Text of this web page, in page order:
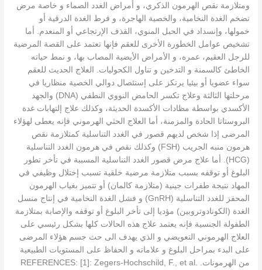
ومتلازمة نقص الهرمون الذكري، و أمراض الغدد الصماء و خاصة مرض
تضخم الغدة النخامية، والخصية الهاجرة، و فرط الغدة الدرقية أو
خمولها، وإنسداد في الحبل المنوي، القذف الإرتجاعي أو المنعدم. أما
تشخيص عوامل الخطورة الأخرى للعقم فإنها تعتمد على القصة المرضية
للرجل العقيم، عمره، و الأمراض الأيضية المصاب بها، و نمط حياته
الخاطئ كالسمنة و التدخين و تناول الكحوليات. العلاج الحديث للعقم
سواء عضويا أو بيئيا يرتكز على إستئصال دوالي الخصية منظاريا في
مرحلتها الثالثة وعلاج تكسر الحامض النووي النطفي (DNA) والجهد
الأكسدي بواسطة مظادات الأكسدة الحديثة، وكذلك علاج إلتهابات غدة
البروستاتا الحادة والمزمنة، أما العلاج الحثي الهرموني فإنه يعطى لهؤلاء
المرضى إذا شخص لديهم قصور في الغدد التناسلية كمتلازمة نقص
هرمون منبه الجريب (FSH) وكذلك نقص في هرمون الغدد التناسلية
(HCG). أما علاج مرض قصور الغدد التناسلية المسببة في تأخر تطور
البلوغ أو توقفه بسبب متلازمة مرضية خلقية تسبب إختلال وظيفي في
المهاد نتيجة طفرات جينية (متلازمة كالمان) أو تتميز بغياب الهرمون
المحفز للغدد التناسلية (GnRH) و فشل الغدة النخامية في إنتاج منسل
الغدة (الكونادوتروبين) مؤديا إلى تأخر البلوغ أو توقفه والإصابة بمتلازمة
الطفولة الجنسية فإنه يعتمد علاج هذه الحالات كلها بشكل رئيسي على
العلاج الهرموني التعويضي و الذي يهدف الى حث جسم هؤلاء المرضى
على البدء بمراحل البلوغ و علاماته و الحفاظ على المستويات الطبيعية
من الهرمونات. REFERENCES: [1]: Zegers-Hochschild, F., et al.